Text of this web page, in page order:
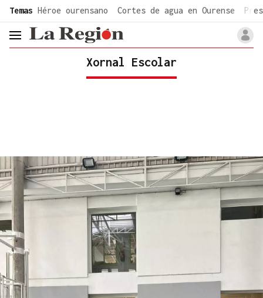
common.go-to-content
Temas Héroe ourensano Cortes de agua en Ourense
header.menu.open
Xornal Escolar